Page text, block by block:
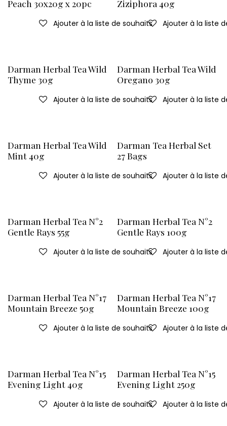
Peach 30x20g x 20pc
Ajouter à la liste de souhaits
Ziziphora 40g
Ajouter à la liste
Darman Herbal Tea Wild
Thyme 30g
Ajouter à la liste de souhaits
Darman Herbal Tea Wild
Oregano 30g
Ajouter à la liste
Darman Herbal Tea Wild
Mint 40g
Ajouter à la liste de souhaits
Darman Tea Herbal Set
27 Bags
Ajouter à la liste
Darman Herbal Tea N°2
Gentle Rays 55g
Ajouter à la liste de souhaits
Darman Herbal Tea N°2
Gentle Rays 100g
Ajouter à la liste
Darman Herbal Tea N°17
Mountain Breeze 50g
Ajouter à la liste de souhaits
Darman Herbal Tea N°17
Mountain Breeze 100g
Ajouter à la liste
Darman Herbal Tea N°15
Evening Light 40g
Ajouter à la liste de souhaits
Darman Herbal Tea N°15
Evening Light 250g
Ajouter à la liste